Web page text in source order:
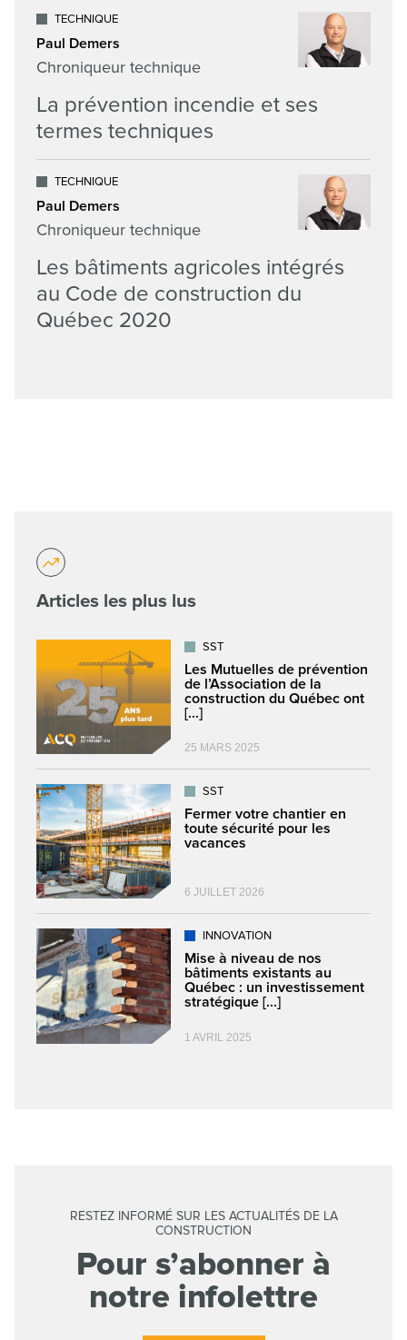
TECHNIQUE
Paul Demers
Chroniqueur technique
La prévention incendie et ses
termes techniques
TECHNIQUE
Paul Demers
Chroniqueur technique
Les bâtiments agricoles intégrés
au Code de construction du
Québec 2020
Articles les plus lus
SST
Les Mutuelles de prévention
de l’Association de la
construction du Québec ont
[...]
25 MARS 2025
SST
Fermer votre chantier en
toute sécurité pour les
vacances
6 JUILLET 2026
INNOVATION
Mise à niveau de nos
bâtiments existants au
Québec : un investissement
stratégique [...]
1 AVRIL 2025
RESTEZ INFORMÉ SUR LES ACTUALITÉS DE LA
CONSTRUCTION
Pour s’abonner à
notre infolettre